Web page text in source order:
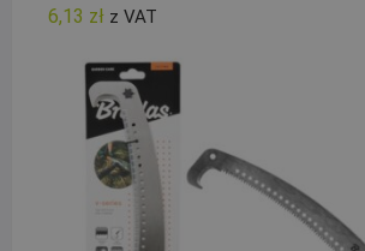
6,13 zł z VAT